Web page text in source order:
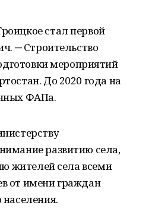
стал первой
─ Строительство
мероприятий
До 2020 года на
ФАПа.
развитию села,
жителей села всеми
от имени граждан